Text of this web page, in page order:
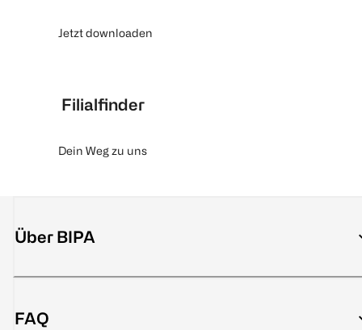
Jetzt downloaden
Filialfinder
Dein Weg zu uns
Über BIPA
FAQ